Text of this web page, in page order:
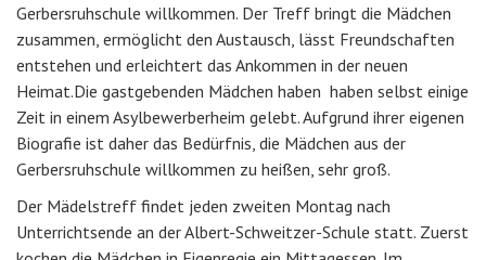
Gerbersruhschule willkommen. Der Treff bringt die Mädchen
zusammen, ermöglicht den Austausch, lässt Freundschaften
entstehen und erleichtert das Ankommen in der neuen
Heimat.Die gastgebenden Mädchen haben haben selbst einige
Zeit in einem Asylbewerberheim gelebt. Aufgrund ihrer eigenen
Biografie ist daher das Bedürfnis, die Mädchen aus der
Gerbersruhschule willkommen zu heißen, sehr groß.
Der Mädelstreff findet jeden zweiten Montag nach
Unterrichtsende an der Albert-Schweitzer-Schule statt. Zuerst